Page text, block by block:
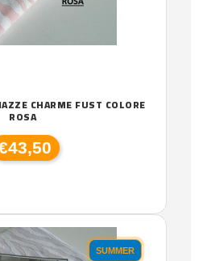
CHARME FUST COLORE
ROSA
SUMMER